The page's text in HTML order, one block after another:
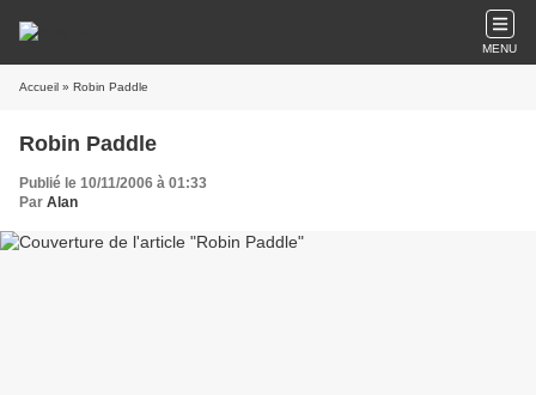
MENU
Accueil » Robin Paddle
Robin Paddle
Publié le 10/11/2006 à 01:33
Par Alan